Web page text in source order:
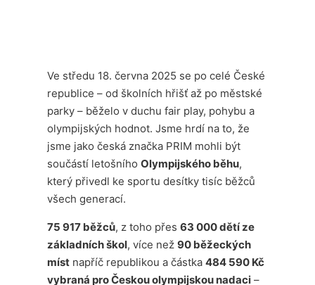
Ve středu 18. června 2025 se po celé České
republice – od školních hřišť až po městské
parky – běželo v duchu fair play, pohybu a
olympijských hodnot. Jsme hrdí na to, že
jsme jako česká značka PRIM mohli být
součástí letošníhoOlympijského běhu,
který přivedl ke sportu desítky tisíc běžců
všech generací.
75 917 běžců, z toho přes63 000 dětí ze
základních škol, více než90 běžeckých
míst napříč republikou a částka484 590 Kč
vybraná pro Českou olympijskou nadaci –